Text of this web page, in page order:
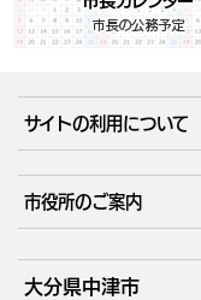
サイトの利用について
サイトマップ
市役所のご案内
庁舎地図
大分県中津市